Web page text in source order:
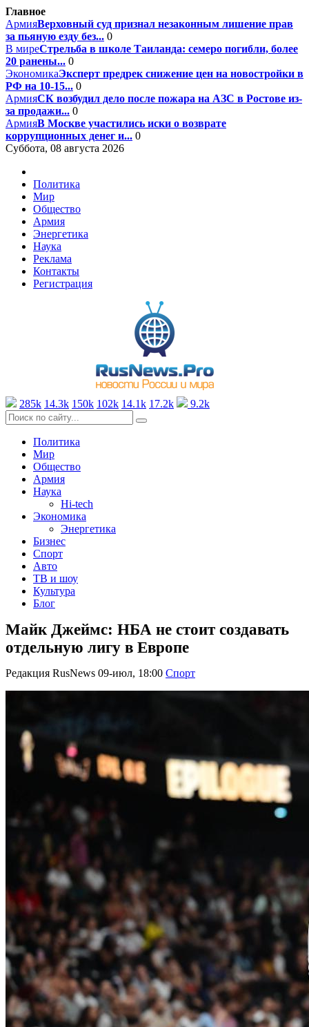
Главное
АрмияВерховный суд признал незаконным лишение прав
за пьяную езду без... 0
В миреСтрельба в школе Таиланда: семеро погибли, более
20 ранены... 0
ЭкономикаЭксперт предрек снижение цен на новостройки в
РФ на 10-15... 0
АрмияСК возбудил дело после пожара на АЗС в Ростове из-
за продажи... 0
АрмияВ Москве участились иски о возврате
коррупционных денег и... 0
Суббота, 08 августа 2026
Политика
Мир
Общество
Армия
Энергетика
Наука
Реклама
Контакты
Регистрация
285k 14.3k 150k 102k 14.1k 17.2k 9.2k
Политика
Мир
Общество
Армия
Наука
Hi-tech
Экономика
Энергетика
Бизнес
Спорт
Авто
ТВ и шоу
Культура
Блог
Майк Джеймс: НБА не стоит создавать
отдельную лигу в Европе
Редакция RusNews 09-июл, 18:00 Спорт